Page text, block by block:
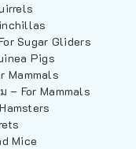
Sugar Gliders
Pigs
Mammals
– For Mammals
Mice